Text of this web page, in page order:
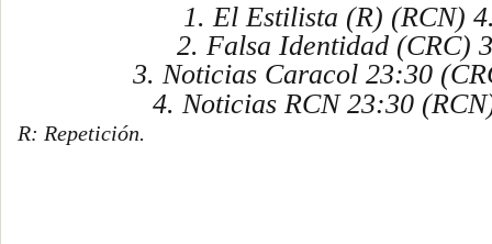
1. El Estilista (R) (RCN)
2. Falsa Identidad (CRC)
3. Noticias Caracol 23:30
4. Noticias RCN 23:30
R: Repetición.